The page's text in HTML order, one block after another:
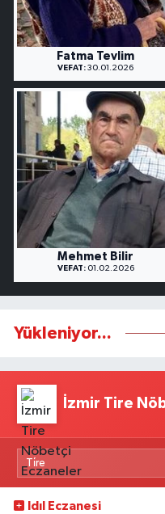
Fatma Tevlim
VEFAT: 30.01.2026
Mehmet Bilir
VEFAT:01.02.2026
Yükleniyor...
İzmir Tire
Idıl Eczanesi